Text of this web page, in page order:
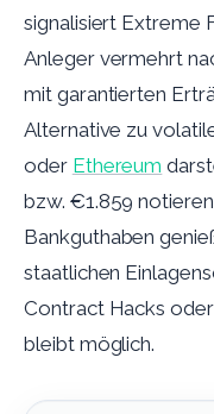
signalisiert Extreme
Anleger vermehrt
mit garantierten
Alternative zu
oder Ethereum
bzw. €1.859
Bankguthaben
staatlichen
Contract Hacks
bleibt möglich.